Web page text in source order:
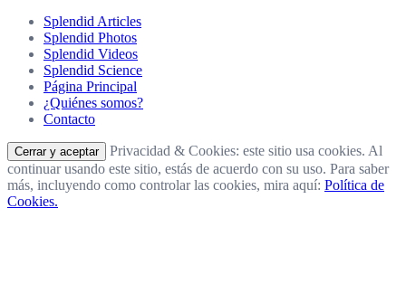
Splendid Articles
Splendid Photos
Splendid Videos
Splendid Science
Página Principal
¿Quiénes somos?
Contacto
Privacidad & Cookies: este sitio usa cookies. Al
continuar usando este sitio, estás de acuerdo con su uso. Para saber
más, incluyendo como controlar las cookies, mira aquí: Política de
Cookies.